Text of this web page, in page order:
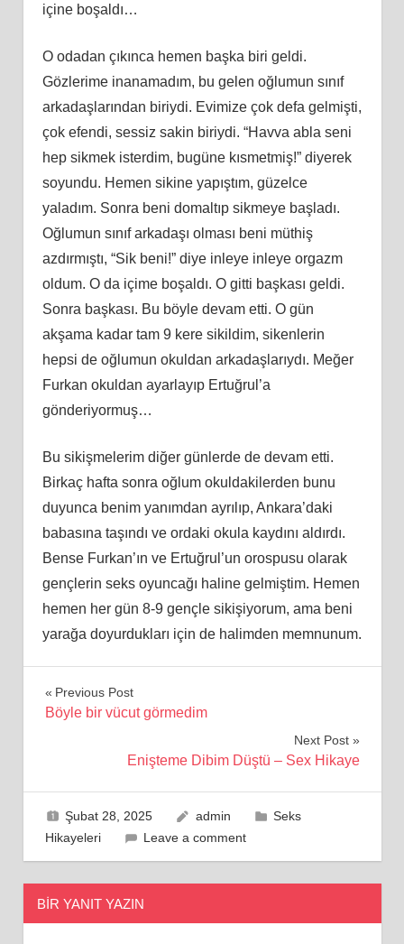
içine boşaldı…
O odadan çıkınca hemen başka biri geldi.
Gözlerime inanamadım, bu gelen oğlumun sınıf
arkadaşlarından biriydi. Evimize çok defa gelmişti,
çok efendi, sessiz sakin biriydi. “Havva abla seni
hep sikmek isterdim, bugüne kısmetmiş!” diyerek
soyundu. Hemen sikine yapıştım, güzelce
yaladım. Sonra beni domaltıp sikmeye başladı.
Oğlumun sınıf arkadaşı olması beni müthiş
azdırmıştı, “Sik beni!” diye inleye inleye orgazm
oldum. O da içime boşaldı. O gitti başkası geldi.
Sonra başkası. Bu böyle devam etti. O gün
akşama kadar tam 9 kere sikildim, sikenlerin
hepsi de oğlumun okuldan arkadaşlarıydı. Meğer
Furkan okuldan ayarlayıp Ertuğrul’a
gönderiyormuş…
Bu sikişmelerim diğer günlerde de devam etti.
Birkaç hafta sonra oğlum okuldakilerden bunu
duyunca benim yanımdan ayrılıp, Ankara’daki
babasına taşındı ve ordaki okula kaydını aldırdı.
Bense Furkan’ın ve Ertuğrul’un orospusu olarak
gençlerin seks oyuncağı haline gelmiştim. Hemen
hemen her gün 8-9 gençle sikişiyorum, ama beni
yarağa doyurdukları için de halimden memnunum.
Yazı
Previous Post
Böyle bir vücut görmedim
Next Post
Enişteme Dibim Düştü – Sex Hikaye
Şubat 28, 2025 admin
Seks
Hikayeleri
Leave a comment
BIR YANIT YAZIN